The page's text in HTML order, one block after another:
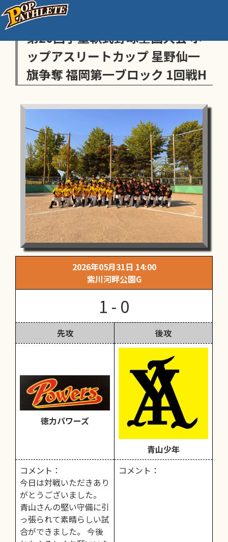
センス・トラストトーナメント
第20回学童軟式野球全国大会 ポ
ップアスリートカップ 星野仙一
旗争奪 福岡第一ブロック 1回戦H
2026年05月31日 14:00
紫川河畔公園G
1 - 0
先攻 後攻
徳力パワーズ
青山少年
コメント：
今日は対戦いただきあり
がとうございました。
青山さんの堅い守備に引
っ張られて素晴らしい試
合ができました。 今後
コメント：